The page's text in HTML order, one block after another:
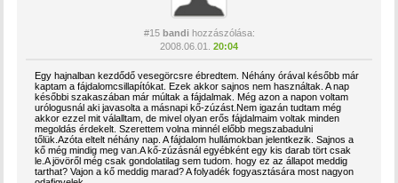
#15 bandihozzászólása:
2008.06.01.
20:04
Egy hajnalban kezdődő vesegörcsre ébredtem. Néhány órával később már
kaptam a fájdalomcsillapítókat. Ezek akkor sajnos nem használtak. A nap
későbbi szakaszában már múltak a fájdalmak. Még azon a napon voltam
urólogusnál aki javasolta a másnapi kő-zúzást.Nem igazán tudtam még
akkor ezzel mit válalltam, de mivel olyan erős fájdalmaim voltak minden
megoldás érdekelt. Szerettem volna minnél előbb megszabadulni
tőlük.Azóta eltelt néhány nap. A fájdalom hullámokban jelentkezik. Sajnos a
kő még mindig meg van.A kő-zúzásnál egyébként egy kis darab tört csak
le.A jövöről még csak gondolatilag sem tudom. hogy ez az állapot meddig
tarthat? Vajon a kő meddig marad? A folyadék fogyasztására most nagyon